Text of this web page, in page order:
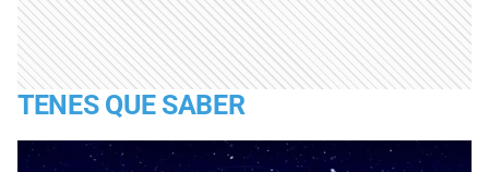
TENES QUE SABER